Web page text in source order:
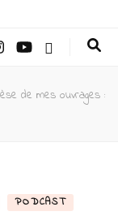
de mes ouvrages :
PODCAST